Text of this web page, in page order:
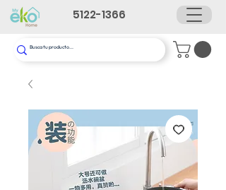
5122-1366